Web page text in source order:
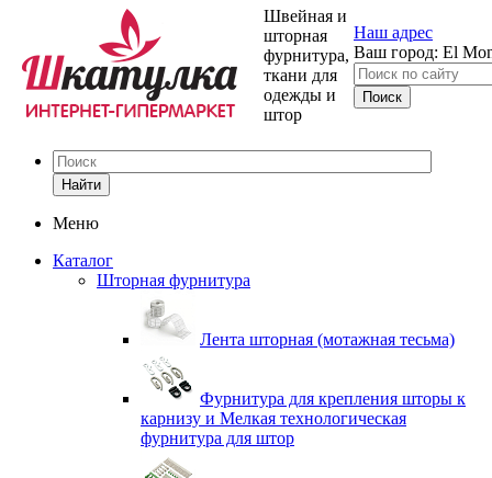
Швейная и
шторная
фурнитура,
ткани для
одежды и
штор
Наш адрес
Ваш город: El
Найти
Меню
Каталог
Шторная фурнитура
Лента шторная (мотажная тесьма)
Фурнитура для крепления шторы к
карнизу и Мелкая технологическая
фурнитура для штор